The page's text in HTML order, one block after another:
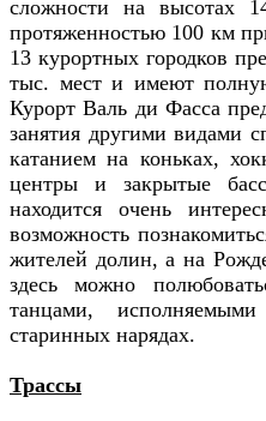
сложности на высотах
протяженностью 100 км
13 курортных городков
тыс. мест и имеют
Курорт Валь ди Фасса
занятия другими видами
катанием на коньках,
центры и закрытые
находится очень
возможность
жителей долин, а на
здесь можно
танцами,
старинных нарядах.
Трассы